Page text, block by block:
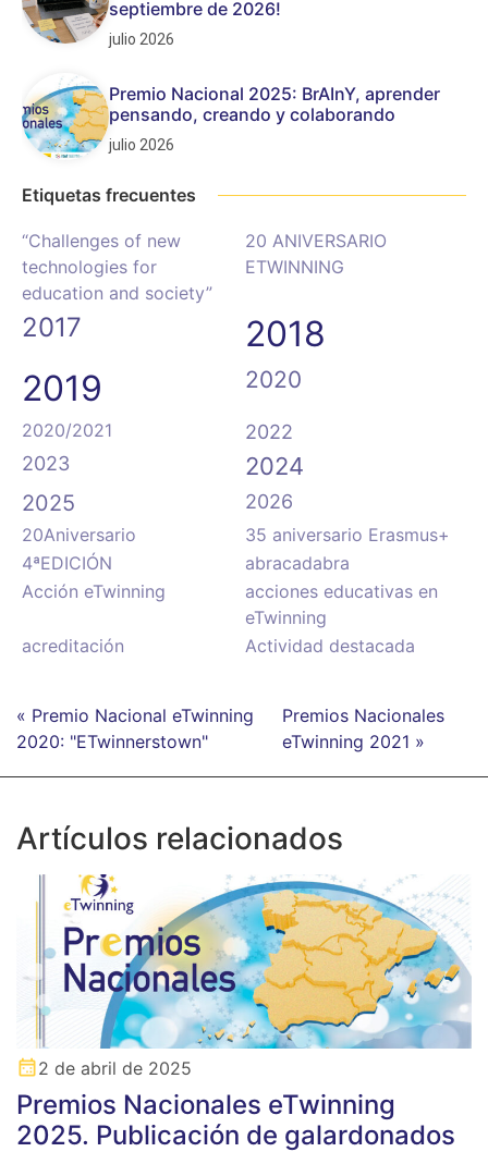
septiembre de 2026!
julio 2026
Premio Nacional 2025: BrAInY, aprender
pensando, creando y colaborando
julio 2026
Etiquetas frecuentes
“Challenges of new
technologies for
education and society”
20 ANIVERSARIO
ETWINNING
2017
2018
2019
2020
2020/2021
2022
2023
2024
2025 2026
20Aniversario
35 aniversario Erasmus+
4ªEDICIÓN
abracadabra
Acción eTwinning
acciones educativas en
eTwinning
acreditación
Actividad destacada
« Premio Nacional eTwinning
2020: "ETwinnerstown"
Premios Nacionales
eTwinning 2021 »
Artículos relacionados
2 de abril de 2025
Premios Nacionales eTwinning
2025. Publicación de galardonados